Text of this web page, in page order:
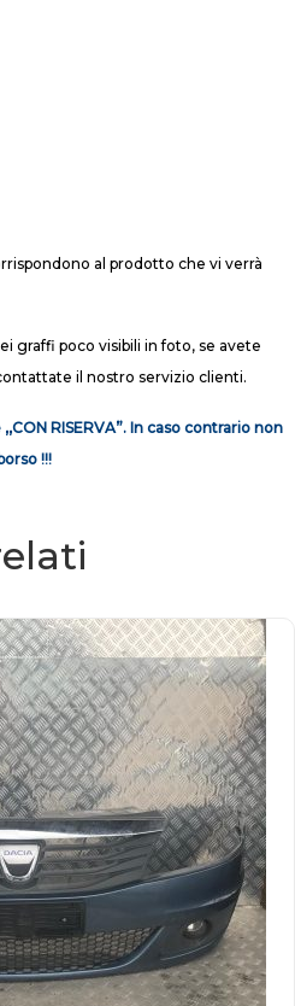
al prodotto che vi verrà
graffi poco visibili in foto, se avete
il nostro servizio clienti.
RISERVA”. In caso contrario non
!!!